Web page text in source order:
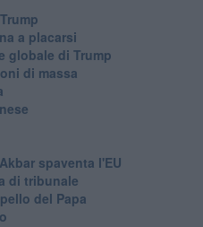
a placarsi
globale di Trump
di massa
spaventa l'EU
di tribunale
del Papa